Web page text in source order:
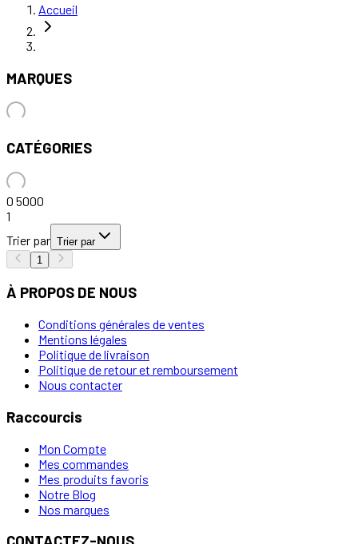
Accueil
MARQUES
CATÉGORIES
0 5000
1
Trier par Trier par
1
À PROPOS DE NOUS
Conditions générales de ventes
Mentions légales
Politique de livraison
Politique de retour et remboursement
Nous contacter
Raccourcis
Mon Compte
Mes commandes
Mes produits favoris
Notre Blog
Nos marques